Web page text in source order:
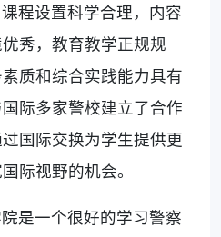
程设置科学合理，内容
秀，教育教学正规规
质和综合实践能力具有
际多家警校建立了合作
国际交换为学生提供更
际视野的机会。
是一个很好的学习警察